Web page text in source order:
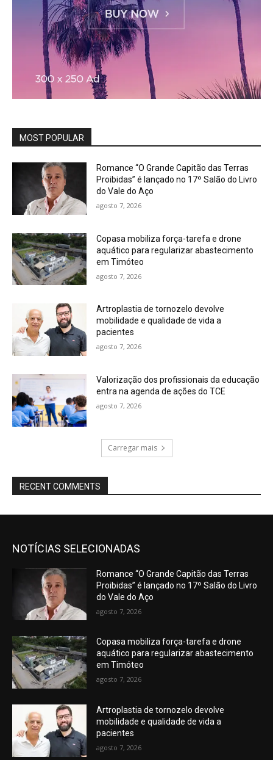
MOST POPULAR
Romance “O Grande Capitão das Terras
Proibidas” é lançado no 17º Salão do Livro
do Vale do Aço
agosto 7, 2026
Copasa mobiliza força-tarefa e drone
aquático para regularizar abastecimento
em Timóteo
agosto 7, 2026
Artroplastia de tornozelo devolve
mobilidade e qualidade de vida a
pacientes
agosto 7, 2026
Valorização dos profissionais da educação
entra na agenda de ações do TCE
agosto 7, 2026
Carregar mais
RECENT COMMENTS
NOTÍCIAS SELECIONADAS
Romance “O Grande Capitão das Terras
Proibidas” é lançado no 17º Salão do Livro
do Vale do Aço
agosto 7, 2026
Copasa mobiliza força-tarefa e drone
aquático para regularizar abastecimento
em Timóteo
agosto 7, 2026
Artroplastia de tornozelo devolve
mobilidade e qualidade de vida a
pacientes
agosto 7, 2026